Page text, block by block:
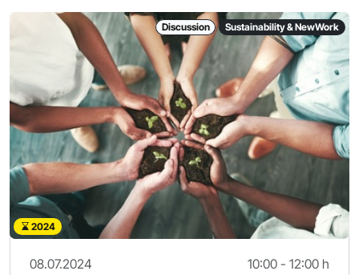
Discussion Sustainability & NewWork
2024
08.07.2024 10:00 - 12:00 h